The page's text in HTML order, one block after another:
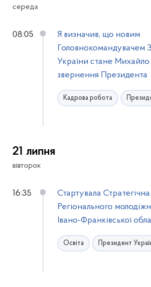
середа
08:05
Я визначив, що новим
Головнокомандувачем
України стане
звернення Президента
Кадрова робота
21 липня
вівторок
16:35
Стартувала Стратегічна
Регіонального
Івано-Франківської
Освіта Президент